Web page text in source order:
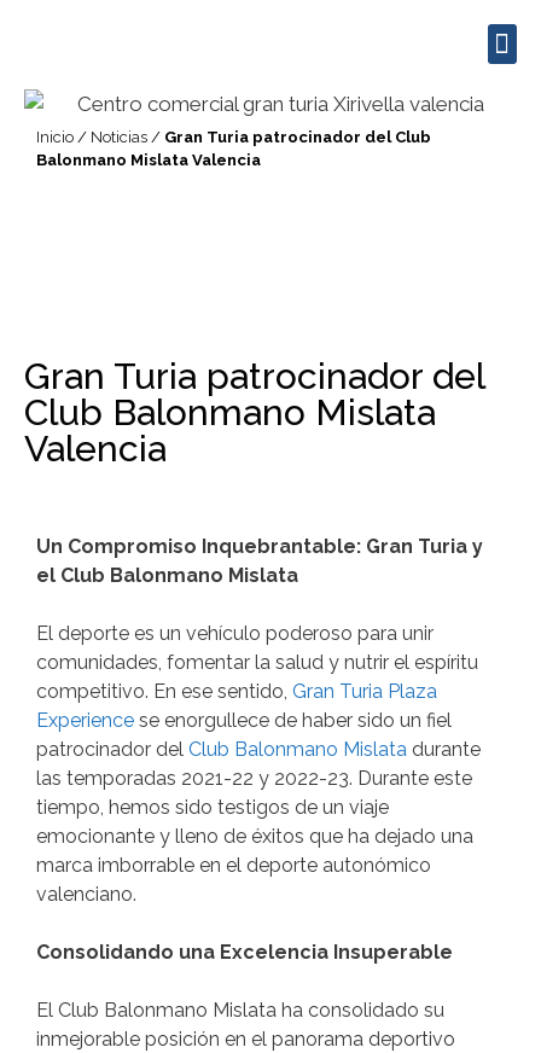
Inicio / Noticias / Gran Turia patrocinador del Club
Balonmano Mislata Valencia
Gran Turia patrocinador del
Club Balonmano Mislata
Valencia
Un Compromiso Inquebrantable: Gran Turia y
el Club Balonmano Mislata
El deporte es un vehículo poderoso para unir
comunidades, fomentar la salud y nutrir el espíritu
competitivo. En ese sentido, Gran Turia Plaza
Experience se enorgullece de haber sido un fiel
patrocinador del Club Balonmano Mislata durante
las temporadas 2021-22 y 2022-23. Durante este
tiempo, hemos sido testigos de un viaje
emocionante y lleno de éxitos que ha dejado una
marca imborrable en el deporte autonómico
valenciano.
Consolidando una Excelencia Insuperable
El Club Balonmano Mislata ha consolidado su
inmejorable posición en el panorama deportivo